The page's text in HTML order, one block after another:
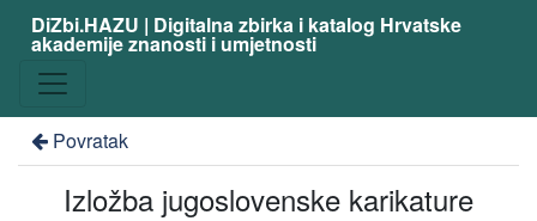
DiZbi.HAZU | Digitalna zbirka i katalog Hrvatske
akademije znanosti i umjetnosti
Povratak
Izložba jugoslovenske karikature